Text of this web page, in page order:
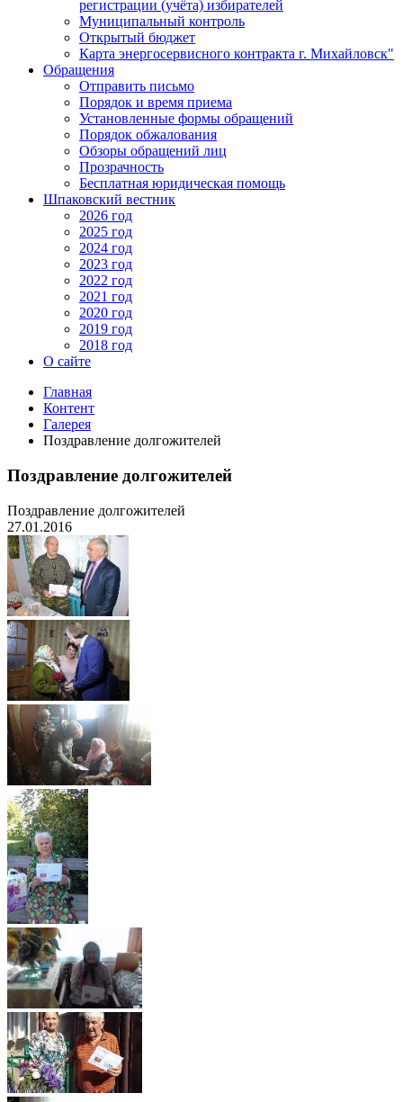
регистрации (учёта) избирателей
Муниципальный контроль
Открытый бюджет
Карта энергосервисного контракта г. Михайловск"
Обращения
Отправить письмо
Порядок и время приема
Установленные формы обращений
Порядок обжалования
Обзоры обращений лиц
Прозрачность
Бесплатная юридическая помощь
Шпаковский вестник
2026 год
2025 год
2024 год
2023 год
2022 год
2021 год
2020 год
2019 год
2018 год
О сайте
Главная
Контент
Галерея
Поздравление долгожителей
Поздравление долгожителей
Поздравление долгожителей
27.01.2016